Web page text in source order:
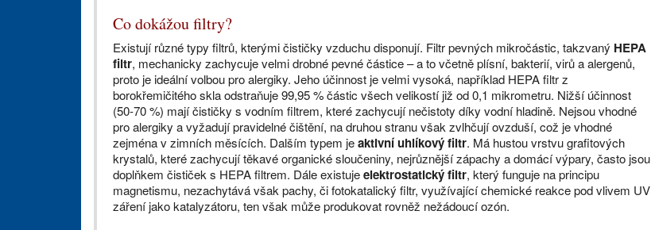
Co dokážou filtry?
Existují různé typy filtrů, kterými čističky vzduchu disponují. Filtr pevných mikročástic, takzvaný HEPA
filtr, mechanicky zachycuje velmi drobné pevné částice – a to včetně plísní, bakterií, virů a alergenů,
proto je ideální volbou pro alergiky. Jeho účinnost je velmi vysoká, například HEPA filtr z
borokřemičitého skla odstraňuje 99,95 % částic všech velikostí již od 0,1 mikrometru. Nižší účinnost
(50-70 %) mají čističky s vodním filtrem, které zachycují nečistoty díky vodní hladině. Nejsou vhodné
pro alergiky a vyžadují pravidelné čištění, na druhou stranu však zvlhčují ovzduší, což je vhodné
zejména v zimních měsících. Dalším typem jeaktivní uhlíkový filtr. Má hustou vrstvu grafitových
krystalů, které zachycují těkavé organické sloučeniny, nejrůznější zápachy a domácí výpary, často jsou
doplňkem čističek s HEPA filtrem. Dále existujeelektrostatický filtr, který funguje na principu
magnetismu, nezachytává však pachy, či fotokatalický filtr, využívající chemické reakce pod vlivem UV
záření jako katalyzátoru, ten však může produkovat rovněž nežádoucí ozón.